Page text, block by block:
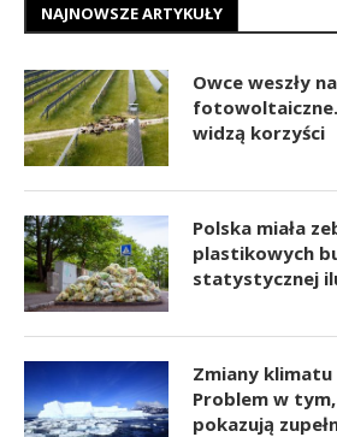
NAJNOWSZE ARTYKUŁY
Owce weszły
widzą korzyści
Polska miała
plastikowych
statystycznej
Zmiany klimatu
Problem w
pokazują